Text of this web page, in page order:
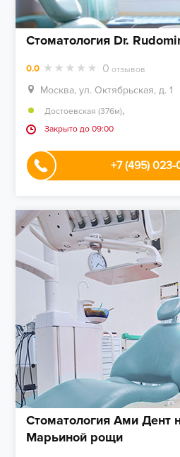
Стоматология Dr.
0.0 0 отзывов
Москва, ул. Октябрьская, д. 1
Достоевская (376м),
Закрыто до 09:00
+7 (495)
Стоматология Ами Дент
Марьиной рощи